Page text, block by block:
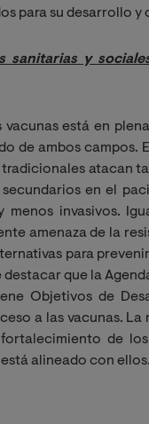
para su desarrollo
sanitarias y
está en
de ambos campos.
atacan
en el
invasivos.
amenaza de la
para
que la
Objetivos de
a las vacunas. La
de
alineado con ellos.